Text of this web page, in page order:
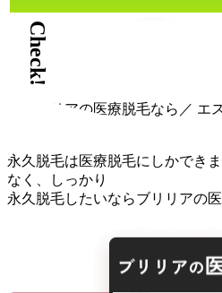
Check!
＼ブリリアの医療脱毛なら／ エ
永久脱毛は医療脱毛にしかできま
なく、しっかり
永久脱毛したいならブリリアの医